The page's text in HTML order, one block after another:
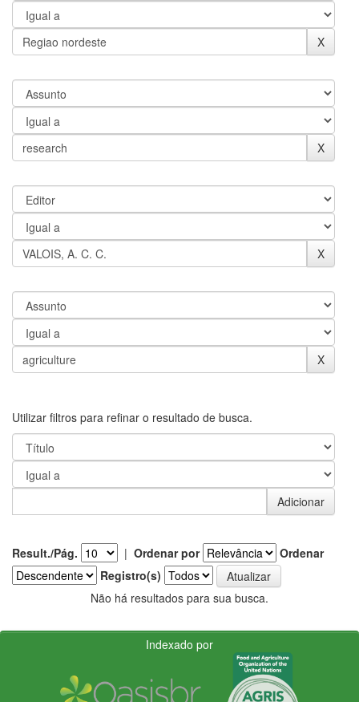
Utilizar filtros para refinar o resultado de busca.
Result./Pág. | Ordenar por
Ordenar
Registro(s)
Não há resultados para sua busca.
Indexado por